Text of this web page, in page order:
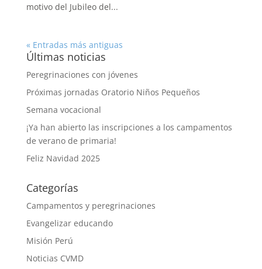
motivo del Jubileo del...
« Entradas más antiguas
Últimas noticias
Peregrinaciones con jóvenes
Próximas jornadas Oratorio Niños Pequeños
Semana vocacional
¡Ya han abierto las inscripciones a los campamentos
de verano de primaria!
Feliz Navidad 2025
Categorías
Campamentos y peregrinaciones
Evangelizar educando
Misión Perú
Noticias CVMD